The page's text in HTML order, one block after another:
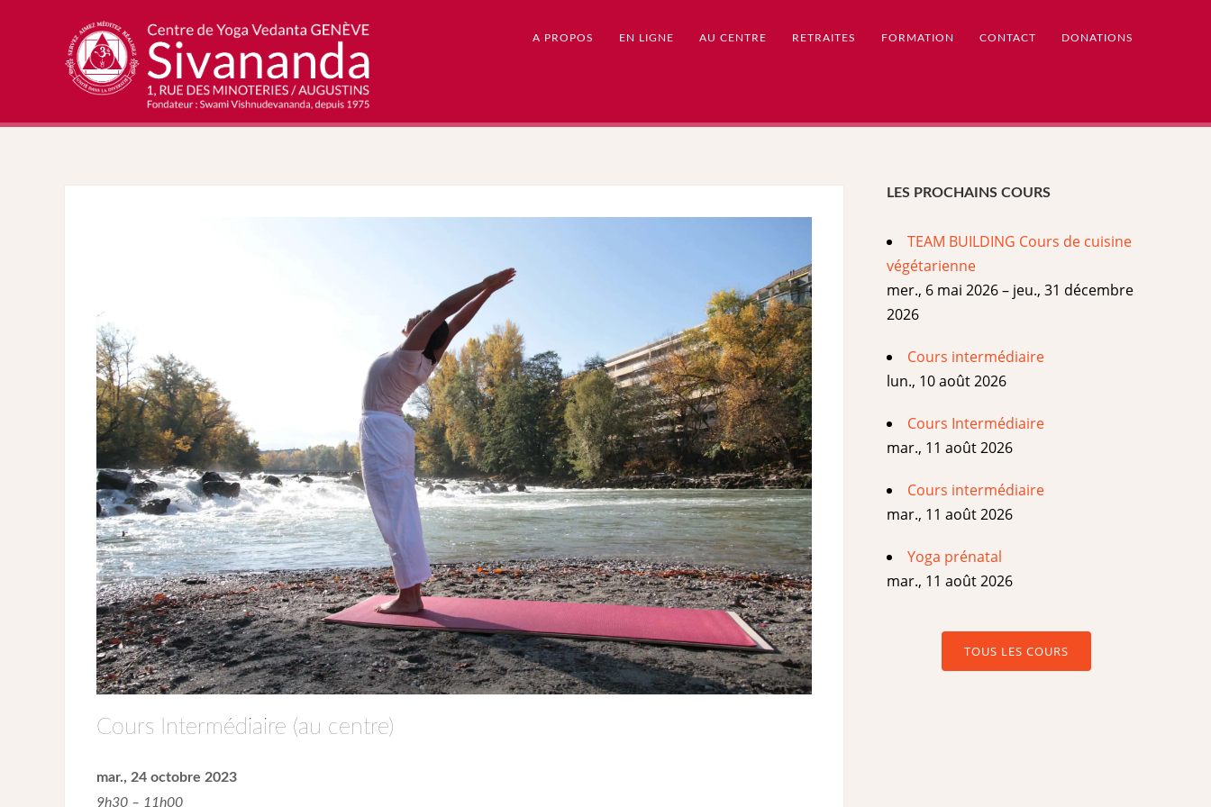
A PROPOS EN LIGNE AU CENTRE RETRAITES FORMATION CONTACT DONATIONS
Cours Intermédiaire (au centre)
mar., 24 octobre 2023
9h30 – 11h00
LES PROCHAINS COURS
TEAM BUILDING Cours de cuisine
végétarienne
mer., 6 mai 2026 – jeu., 31 décembre
2026
Cours intermédiaire
lun., 10 août 2026
Cours Intermédiaire
mar., 11 août 2026
Cours intermédiaire
mar., 11 août 2026
Yoga prénatal
mar., 11 août 2026
TOUS LES COURS